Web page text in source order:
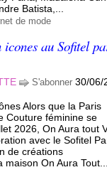
Batista,...
de mode
au Sofitel
S'abonner 30/06/
Alors que la Paris
Couture féminine se
2026, On Aura tout
avec le Sofitel
de créations
maison On Aura